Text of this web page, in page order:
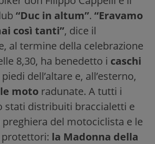
“Duc in altum”. “Eravamo
così tanti”, dice il
al termine della celebrazione
8,30, ha benedetto i caschi
dell’altare e, all’esterno,
moto radunate. A tutti i
stati distribuiti braccialetti e
del motociclista e le
la Madonna della